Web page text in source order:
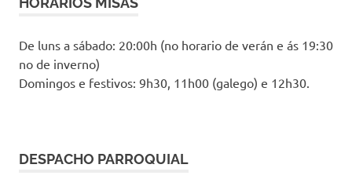
De luns a sábado: 20:00h (no horario de verán e ás 19:30
no de inverno)
Domingos e festivos: 9h30, 11h00 (galego) e 12h30.
DESPACHO PARROQUIAL